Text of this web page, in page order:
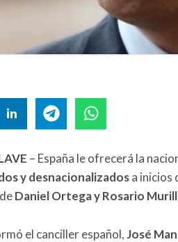
– España le ofrecerá la
y desnacionalizadosa inicios
Daniel Ortega y Rosario
el canciller español,José